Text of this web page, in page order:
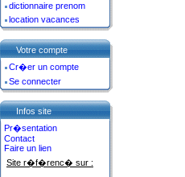
dictionnaire prenom
location vacances
Votre compte
Cr�er un compte
Se connecter
Infos site
Pr�sentation
Contact
Faire un lien
Site r�f�renc� sur :